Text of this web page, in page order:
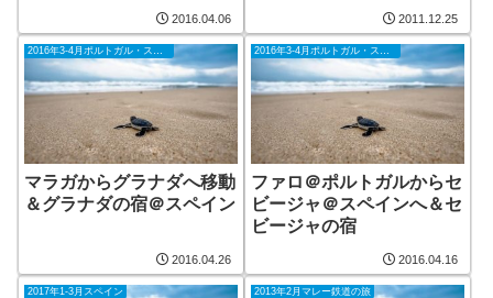
2016.04.06 2011.12.25
2016年3-4月ポルトガル・スペイン
マラガからグラナダへ移動
＆グラナダの宿＠スペイン
2016.04.26
2016年3-4月ポルトガル・スペイン
ファロ＠ポルトガルからセ
ビージャ＠スペインへ＆セ
ビージャの宿
2016.04.16
2017年1-3月スペイン 2013年2月マレー鉄道の旅